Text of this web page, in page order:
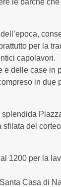
le barche
per la
capolavori.
e delle case in
in
del
1200 per la
Casa di